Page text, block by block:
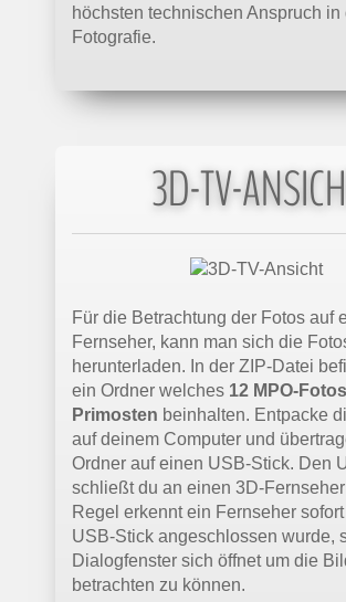
höchsten technischen Anspruch in
Fotografie.
3D-TV-
Für die Betrachtung der Fotos auf
Fernseher, kann man sich die
herunterladen. In der ZIP-Datei
ein Ordner welches 12 MPO-Fotos
Primosten beinhalten. Entpacke
auf deinem Computer und
Ordner auf einen USB-Stick. Den
schließt du an einen 3D-
Regel erkennt ein Fernseher
USB-Stick angeschlossen wurde,
Dialogfenster sich öffnet um die
betrachten zu können.